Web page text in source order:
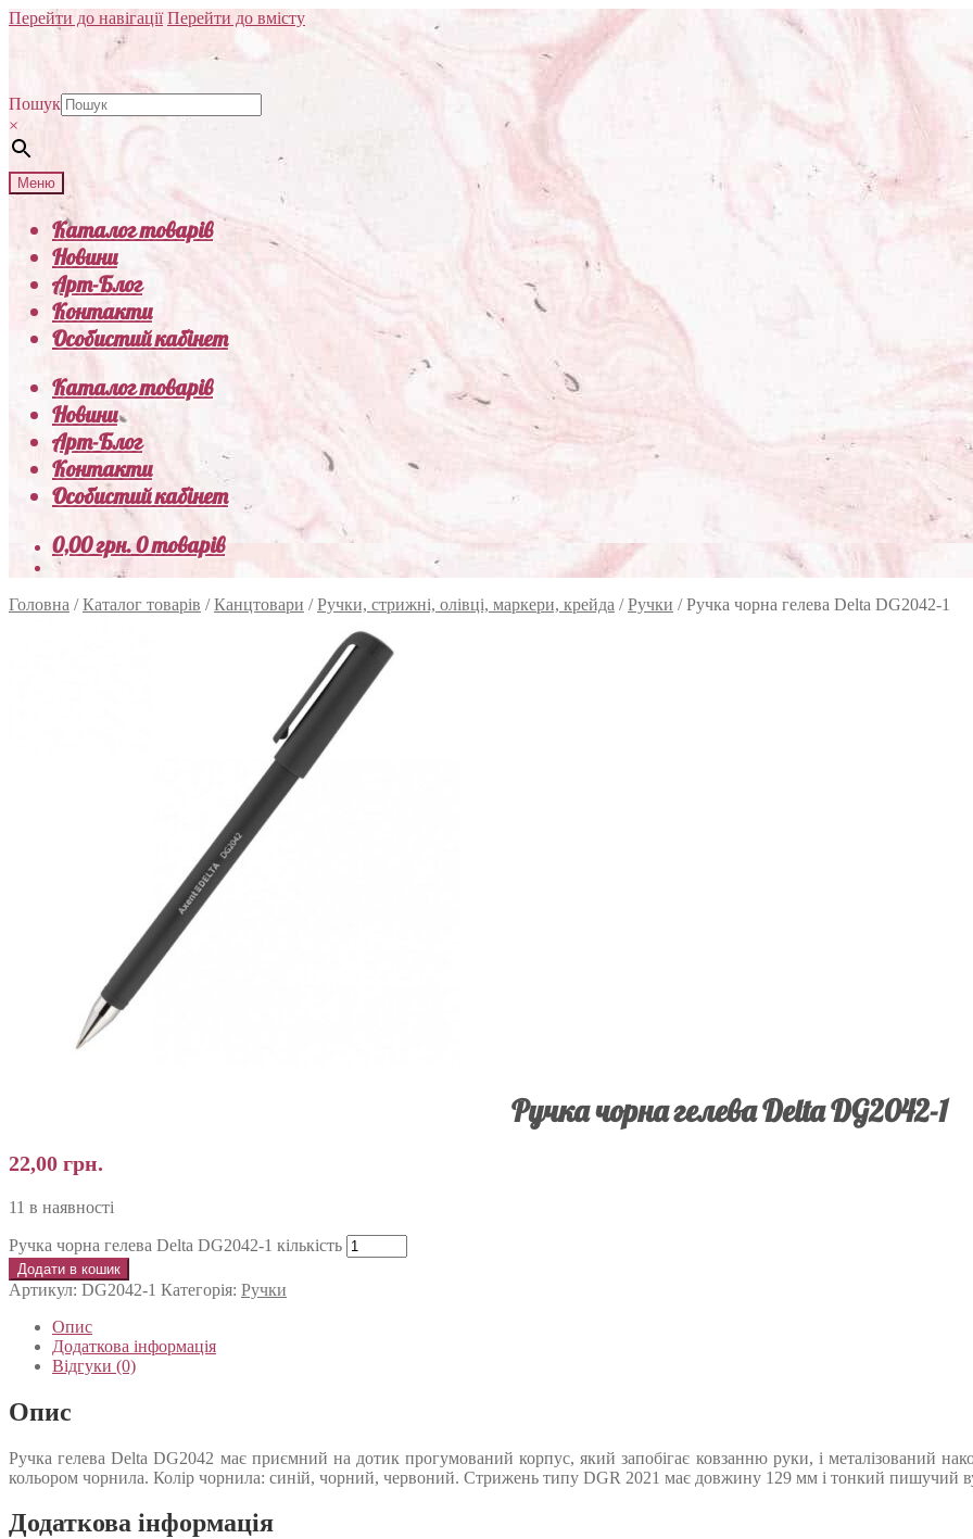
Перейти до навігації Перейти до вмісту
Пошук
×
Меню
Каталог товарів
Новини
Арт-Блог
Контакти
Особистий кабінет
Каталог товарів
Новини
Арт-Блог
Контакти
Особистий кабінет
0,00грн.0 товарів
Головна /Каталог товарів /Канцтовари /Ручки, стрижні, олівці, маркери, крейда /Ручки /Ручка чорна гелева Delta DG2042-1
Ручка чорна гелева Delta DG2042-1
22,00 грн.
11 в наявності
Ручка чорна гелева Delta DG2042-1 кількість
Додати в кошик
Артикул: DG2042-1 Категорія: Ручки
Опис
Додаткова інформація
Відгуки (0)
Опис
Ручка гелева Delta DG2042 має приємний на дотик прогумований корпус, який запобігає ковзанню руки, і металізований
кольором чорнила. Колір чорнила: синій, чорний, червоний. Стрижень типу DGR 2021 має довжину 129 мм і тонкий пишучий
Додаткова інформація